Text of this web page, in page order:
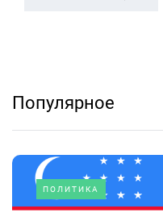
Популярное
ПОЛИТИКА